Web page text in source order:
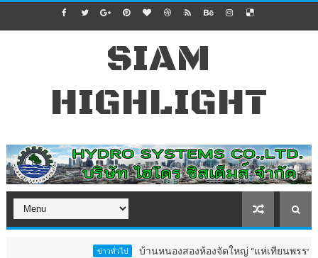
SIAM
HIGHLIGHT
บ้านหนองสองห้องจัดใหญ่ “แห่เทียนพรรษา–ผ้าป่าซาเ